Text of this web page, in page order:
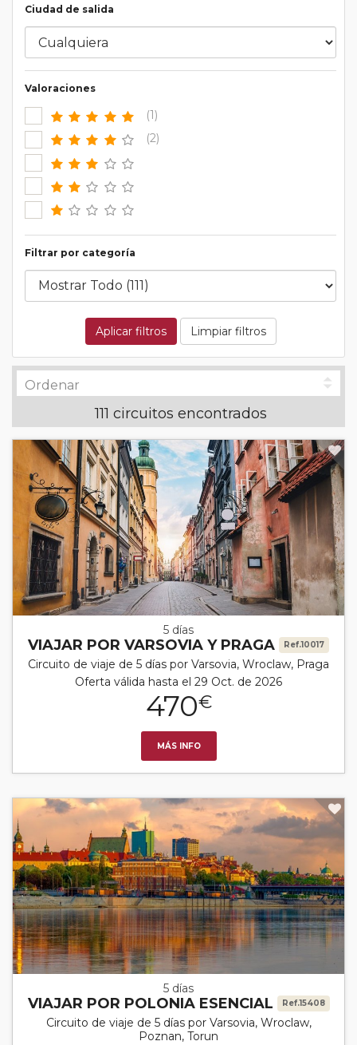
Ciudad de salida
Valoraciones
(1)
(2)
Filtrar por categoría
Aplicar filtros Limpiar filtros
111 circuitos encontrados
5 días
VIAJAR POR VARSOVIA Y PRAGA Ref.10017
Circuito de viaje de 5 días por Varsovia, Wroclaw, Praga
Oferta válida hasta el 29 Oct. de 2026
470€
MÁS INFO
5 días
VIAJAR POR POLONIA ESENCIAL Ref.15408
Circuito de viaje de 5 días por Varsovia, Wroclaw,
Poznan, Torun